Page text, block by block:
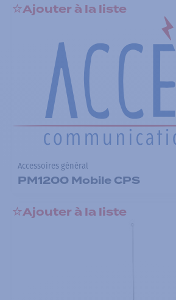
Ajouter à la liste
Accessoires général
PM1200 Mobile CPS
Ajouter à la liste